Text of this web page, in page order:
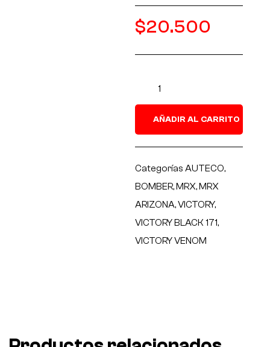
$20.500
AÑADIR AL CARRITO
Categorías AUTECO,
BOMBER,MRX,MRX
ARIZONA,VICTORY,
VICTORY BLACK 171,
VICTORY VENOM